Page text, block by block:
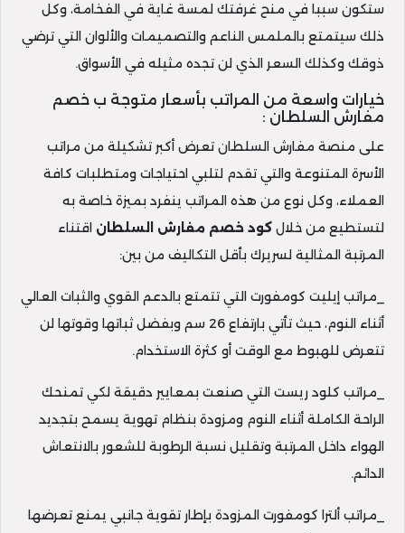
ستكون سببا في منح غرفتك لمسة غاية في الفخامة، وكل
ذلك سيتمتع بالملمس الناعم والتصميمات والألوان التي ترضي
ذوقك وكذلك السعر الذي لن تجده مثيله في الأسواق.
خيارات واسعة من المراتب بأسعار متوجة ب خصم
مفارش السلطان :
على منصة مفارش السلطان تعرض أكبر تشكيلة من مراتب
الأسرة المتنوعة والتي تقدم لتلبي احتياجات ومتطلبات كافة
العملاء، وكل نوع من هذه المراتب ينفرد بميزة خاصة به
لتستطيع من خلال كود خصم مفارش السلطان اقتناء
المرتبة المثالية لسريرك بأقل التكاليف من بين:
_مراتب إيليت كومفورت التي تتمتع بالدعم القوي والثبات العالي
أثناء النوم، حيث تأتي بارتفاع 26 سم وبفضل ثباتها وقوتها لن
تتعرض للهبوط مع الوقت أو كثرة الاستخدام.
_مراتب كلود ريست التي صنعت بمعايير دقيقة لكي تمنحك
الراحة الكاملة أثناء النوم ومزودة بنظام تهوية يسمح بتجديد
الهواء داخل المرتبة وتقليل نسبة الرطوبة للشعور بالانتعاش
الدائم.
_مراتب ألترا كومفورت المزودة بإطار تقوية جانبي يمنع تعرضها